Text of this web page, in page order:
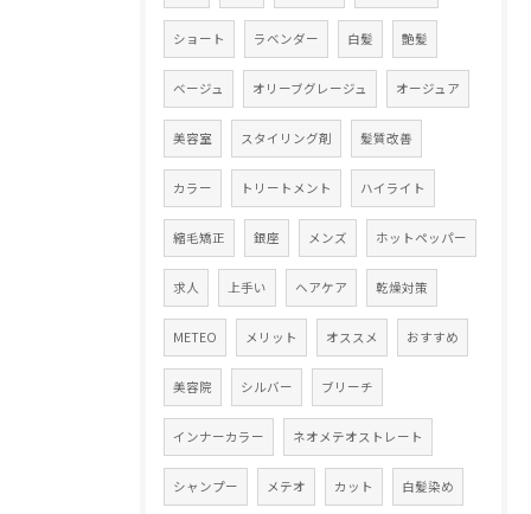
ショート ラベンダー 白髪 艶髪
ベージュ オリーブグレージュ オージュア
美容室 スタイリング剤 髪質改善
カラー トリートメント ハイライト
縮毛矯正 銀座 メンズ ホットペッパー
求人 上手い ヘアケア 乾燥対策
METEO メリット オススメ おすすめ
美容院 シルバー ブリーチ
インナーカラー ネオメテオストレート
シャンプー メテオ カット 白髪染め